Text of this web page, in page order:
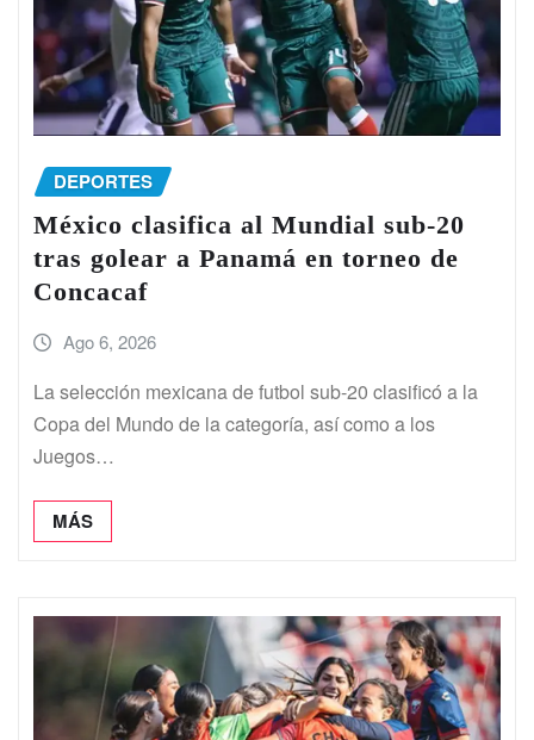
DEPORTES
México clasifica al Mundial sub-20
tras golear a Panamá en torneo de
Concacaf
Ago 6, 2026
La selección mexicana de futbol sub-20 clasificó a la
Copa del Mundo de la categoría, así como a los
Juegos…
MÁS